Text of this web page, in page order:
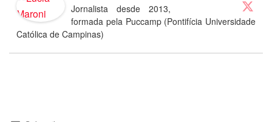
Jornalista desde 2013,
formada pela Puccamp (Pontifícia Universidade
Católica de Campinas)